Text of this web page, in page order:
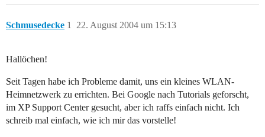
Schmusedecke 22. August 2004 um 15:13
1
Hallöchen!
Seit Tagen habe ich Probleme damit, uns ein kleines WLAN-
Heimnetzwerk zu errichten. Bei Google nach Tutorials geforscht,
im XP Support Center gesucht, aber ich raffs einfach nicht. Ich
schreib mal einfach, wie ich mir das vorstelle!